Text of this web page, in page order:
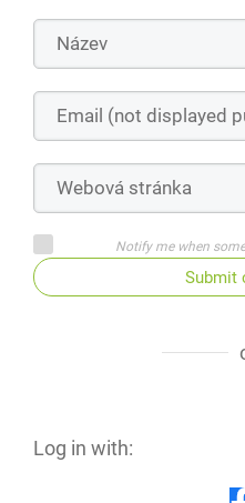
Notify me when
Submit
Log in with: